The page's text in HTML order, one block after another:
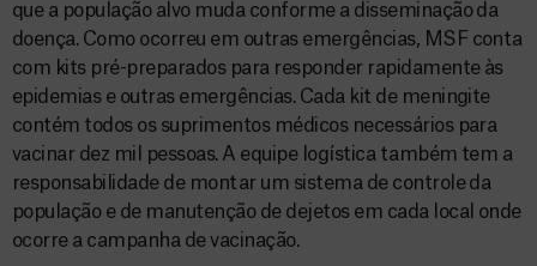
que a população alvo muda conforme a disseminação da
doença. Como ocorreu em outras emergências, MSF conta
com kits pré-preparados para responder rapidamente às
epidemias e outras emergências. Cada kit de meningite
contém todos os suprimentos médicos necessários para
vacinar dez mil pessoas. A equipe logística também tem a
responsabilidade de montar um sistema de controle da
população e de manutenção de dejetos em cada local onde
ocorre a campanha de vacinação.